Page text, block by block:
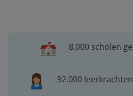
8.000 scholen
92.000